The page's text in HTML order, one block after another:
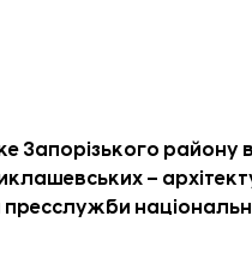
Запорізького
–
пресслужби